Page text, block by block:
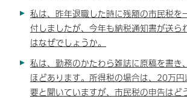
私は、昨年退職した時に残額の市民税を
付しましたが、今年も納税通知書が送ら
はなぜでしょうか。
私は、勤務のかたわら雑誌に原稿を書き
ほどあります。所得税の場合は、20万
要と聞いていますが、市民税の申告はど